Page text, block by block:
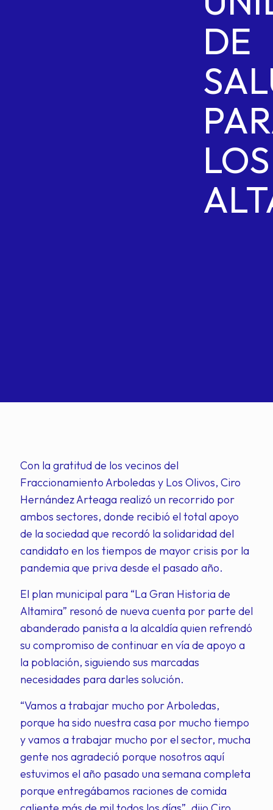
DE
LOS
Con la gratitud de los vecinos del
Fraccionamiento Arboledas y Los Olivos, Ciro
Hernández Arteaga realizó un recorrido por
ambos sectores, donde recibió el total apoyo
de la sociedad que recordó la solidaridad del
candidato en los tiempos de mayor crisis por la
pandemia que priva desde el pasado año.
El plan municipal para “La Gran Historia de
Altamira” resonó de nueva cuenta por parte del
abanderado panista a la alcaldía quien refrendó
su compromiso de continuar en vía de apoyo a
la población, siguiendo sus marcadas
necesidades para darles solución.
“Vamos a trabajar mucho por Arboledas,
porque ha sido nuestra casa por mucho tiempo
y vamos a trabajar mucho por el sector, mucha
gente nos agradeció porque nosotros aquí
estuvimos el año pasado una semana completa
porque entregábamos raciones de comida